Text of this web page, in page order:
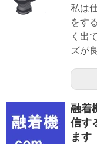
私は
をす
く出
ズが
融着
信す
ます